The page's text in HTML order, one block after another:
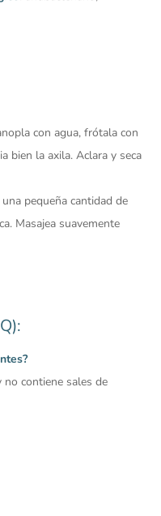
con agua, frótala con
bien la axila. Aclara y seca
pequeña cantidad de
Masajea suavemente
contiene sales de